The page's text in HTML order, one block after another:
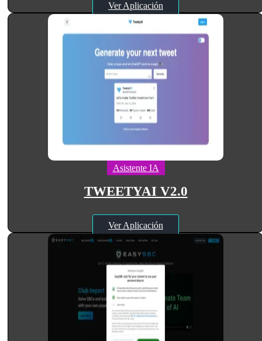
Ver Aplicación
Asistente IA
TWEETYAI V2.0
Ver Aplicación